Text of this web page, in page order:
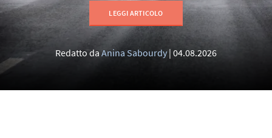
LEGGI ARTICOLO
Redatto daAnina Sabourdy 04.08.2026